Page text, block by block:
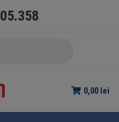
0,00 lei